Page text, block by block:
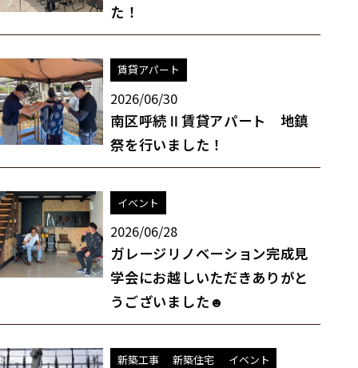
た！
賃貸アパート
2026/06/30
南区呼続Ⅱ賃貸アパート 地鎮
祭を行いました！
イベント
2026/06/28
ガレージリノベーション完成見
学会にお越しいただきありがと
うございました☻
新築工事 新築住宅 イベント